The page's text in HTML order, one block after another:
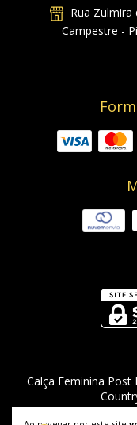
Rua Zulmira
Campestre -
Calça Feminina Post